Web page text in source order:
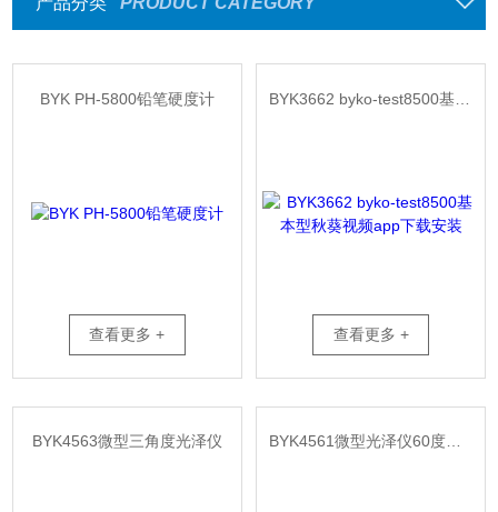
BYK PH-5800铅笔硬度计
查看更多 +
BYK3662 byko-test8500基本型秋葵视频app下载安装
查看更多 +
BYK4563微型三角度光泽仪 BYK4561微型光泽仪60度光泽度